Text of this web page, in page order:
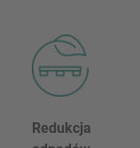
Redukcja